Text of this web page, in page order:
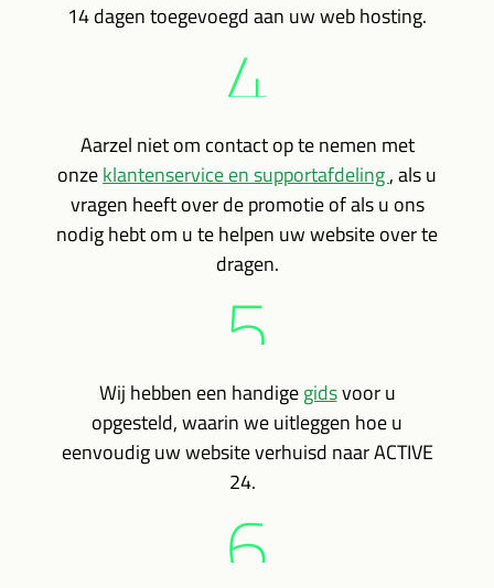
14 dagen toegevoegd aan uw web hosting.
4
Aarzel niet om contact op te nemen met
onzeklantenservice en supportafdeling, als u
vragen heeft over de promotie of als u ons
nodig hebt om u te helpen uw website over te
dragen.
5
Wij hebben een handigegidsvoor u
opgesteld, waarin we uitleggen hoe u
eenvoudig uw website verhuisd naar ACTIVE
24.
6